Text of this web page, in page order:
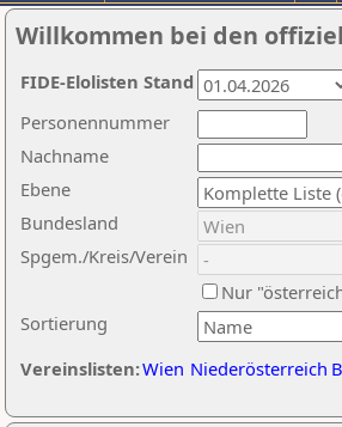
Willkommen bei den
Nachname
Ebene
Sortierung
Personennummer
Bundesland
Spgem./Kreis/Verein
Nur
Vereinslisten:Wien Niederösterreich
FIDE-Elolisten Stand